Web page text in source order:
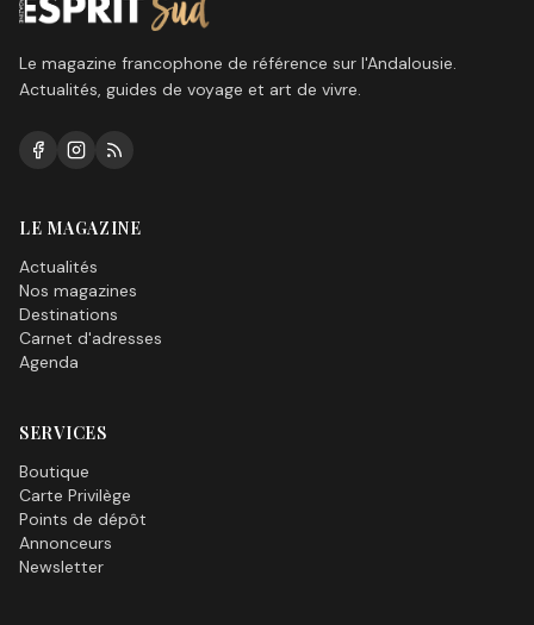
Le magazine francophone de référence sur l'Andalousie.
Actualités, guides de voyage et art de vivre.
LE MAGAZINE
Actualités
Nos magazines
Destinations
Carnet d'adresses
Agenda
SERVICES
Boutique
Carte Privilège
Points de dépôt
Annonceurs
Newsletter